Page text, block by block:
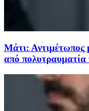
Μάτι: Αντιμέτωπος
από πολυτραυματία